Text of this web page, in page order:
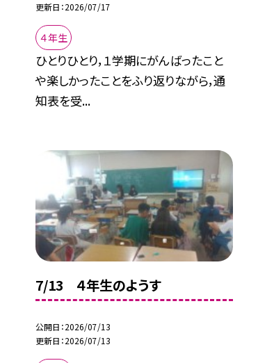
更新日 2026/07/17
４年生
ひとりひとり，１学期にがんばったこと
や楽しかったことをふり返りながら，通
知表を受...
7/13 ４年生のようす
公開日 2026/07/13
更新日 2026/07/13